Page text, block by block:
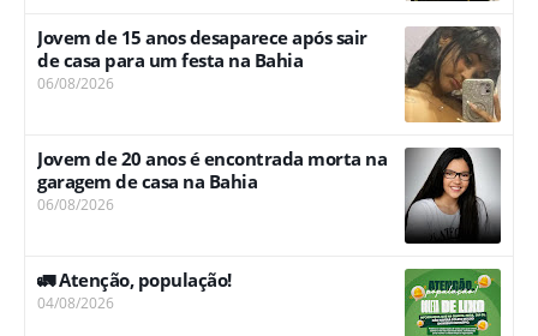
Jovem de 15 anos desaparece após sair
de casa para um festa na Bahia
06/08/2026
Jovem de 20 anos é encontrada morta na
garagem de casa na Bahia
06/08/2026
🚛 Atenção, população!
04/08/2026